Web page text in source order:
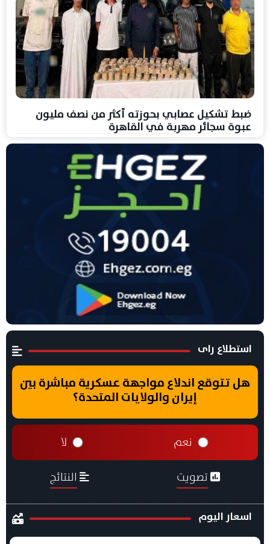
ضبط تشكيل عصابي بحوزته أكثر من نصف مليون
عبوة سجائر مهربة في القاهرة
استطلاع راى
هل تتوقع اندلاع مواجهة عسكرية مباشرة بين
إيران والولايات المتحدة؟
نعم لا
تصويت النتائج
اسعار اليوم